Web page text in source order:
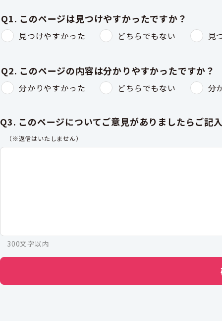
Q1. このページは見つけやすかったですか？
見つけやすかった どちらでもない 見
Q2. このページの内容は分かりやすかったですか？
分かりやすかった どちらでもない 分
Q3. このページについてご意見がありましたらご記
（※返信はいたしません）
300文字以内